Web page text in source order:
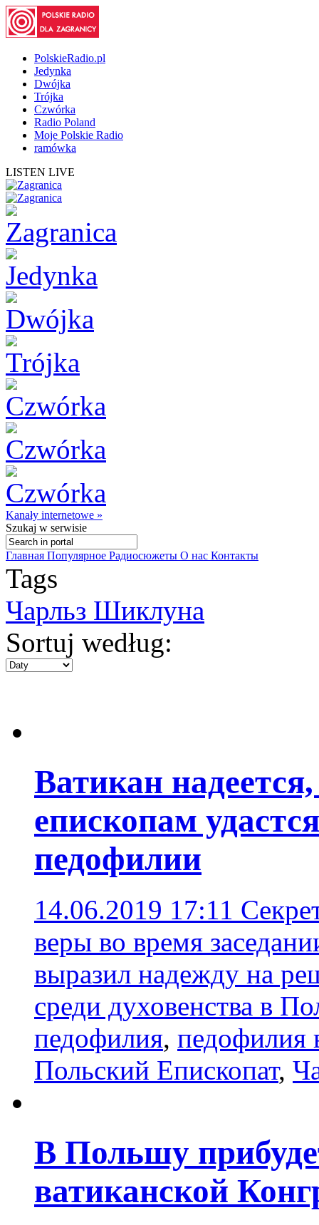
PolskieRadio.pl
Jedynka
Dwójka
Trójka
Czwórka
Radio Poland
Moje Polskie Radio
ramówka
LISTEN LIVE
Kanały internetowe »
Szukaj w serwisie
Главная Популярное Радиосюжеты О нас Контакты
Tags
Чарльз Шиклуна
Sortuj według:
Ватикан
епископам
педофилии
14.06.2019 17:11
веры во время
выразил надежду на
среди духовенства в
педофилия, педофилия
Польский Епископат,
В Польшу
ватиканской